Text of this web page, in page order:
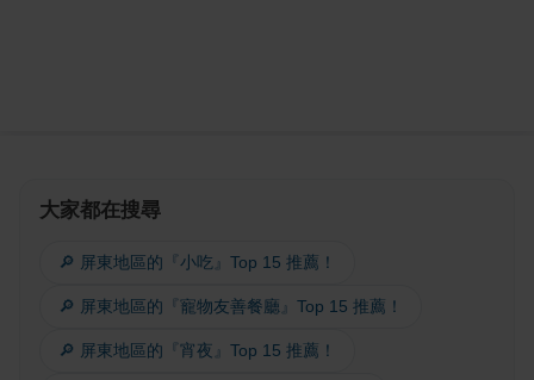
大家都在搜尋
🔎 屏東地區的『小吃』Top 15 推薦！
🔎 屏東地區的『寵物友善餐廳』Top 15 推薦！
🔎 屏東地區的『宵夜』Top 15 推薦！